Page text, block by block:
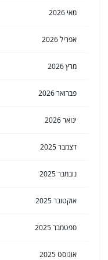
מאי 2026
אפריל 2026
מרץ 2026
פברואר 2026
ינואר 2026
דצמבר 2025
נובמבר 2025
אוקטובר 2025
ספטמבר 2025
אוגוסט 2025